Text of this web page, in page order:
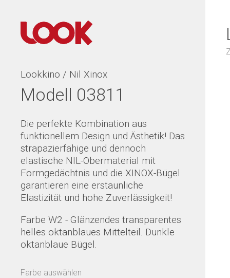
Lookkino / Nil Xinox
Modell 03811
Die perfekte Kombination aus
funktionellem Design und Ästhetik! Das
strapazierfähige und dennoch
elastische NIL-Obermaterial mit
Formgedächtnis und die XINOX-Bügel
garantieren eine erstaunliche
Elastizität und hohe Zuverlässigkeit!
Farbe W2 - Glänzendes transparentes
helles oktanblaues Mittelteil. Dunkle
oktanblaue Bügel.
Farbe auswählen